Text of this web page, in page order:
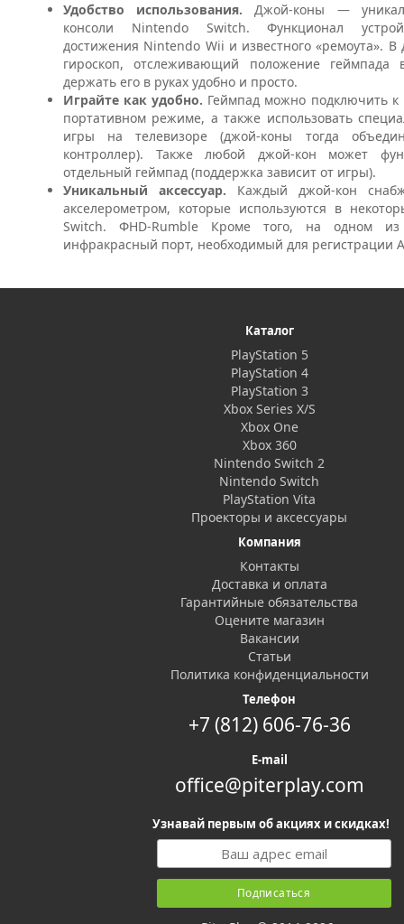
Удобство использования.Джой-коны —
консоли Nintendo Switch. Функционал
достижения Nintendo Wii и известного «ремоута».
гироскоп, отслеживающий положение геймпада
держать его в руках удобно и просто.
Играйте как удобно. Геймпад можно подключить к
портативном режиме, а также использовать
игры на телевизоре (джой-коны тогда
контроллер). Также любой джой-кон может
отдельный геймпад (поддержка зависит от игры).
Уникальный аксессуар. Каждый джой-кон
акселерометром, которые используются в
Switch. ФHD-Rumble Кроме того, на одном из
инфракрасный порт, необходимый для регистрации
Каталог
PlayStation 5
PlayStation 4
PlayStation 3
Xbox Series X/S
Xbox One
Xbox 360
Nintendo Switch 2
Nintendo Switch
PlayStation Vita
Проекторы и аксессуары
Компания
Контакты
Доставка и оплата
Гарантийные обязательства
Оцените магазин
Вакансии
Статьи
Политика конфиденциальности
Телефон
+7 (812) 606-76-36
E-mail
office@piterplay.com
Узнавай первым об акциях и скидках!